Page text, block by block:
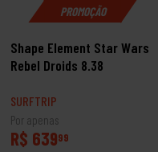
PROMOÇÃO
Shape Element Star Wars
Rebel Droids 8.38
SURFTRIP
Por apenas
R$ 63999